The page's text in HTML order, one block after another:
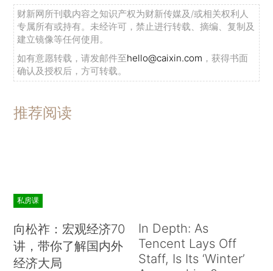
财新网所刊载内容之知识产权为财新传媒及/或相关权利人
专属所有或持有。未经许可，禁止进行转载、摘编、复制及
建立镜像等任何使用。
如有意愿转载，请发邮件至hello@caixin.com ，获得书面
确认及授权后，方可转载。
推荐阅读
私房课
向松祚：宏观经济70
讲，带你了解国内外
经济大局
In Depth: As
Tencent Lays Off
Staff, Is Its ‘Winter’